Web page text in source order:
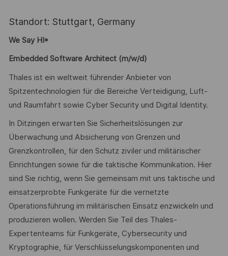
Standort: Stuttgart, Germany
We Say HI*
Embedded Software Architect (m/w/d)
Thales ist ein weltweit führender Anbieter von
Spitzentechnologien für die Bereiche Verteidigung, Luft-
und Raumfahrt sowie Cyber Security und Digital Identity.
In Ditzingen erwarten Sie Sicherheitslösungen zur
Überwachung und Absicherung von Grenzen und
Grenzkontrollen, für den Schutz ziviler und militärischer
Einrichtungen sowie für die taktische Kommunikation. Hier
sind Sie richtig, wenn Sie gemeinsam mit uns taktische und
einsatzerprobte Funkgeräte für die vernetzte
Operationsführung im militärischen Einsatz enzwickeln und
produzieren wollen. Werden Sie Teil des Thales-
Expertenteams für Funkgeräte, Cybersecurity und
Kryptographie, für Verschlüsselungskomponenten und